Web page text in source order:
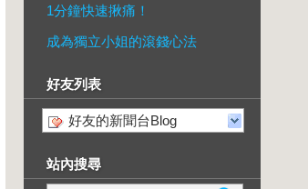
1分鐘快速揪痛！
成為獨立小姐的滾錢心法
好友列表
好友的新聞台Blog
站內搜尋